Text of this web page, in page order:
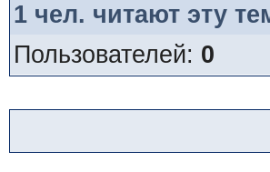
1чел. читают эту
Пользователей: 0